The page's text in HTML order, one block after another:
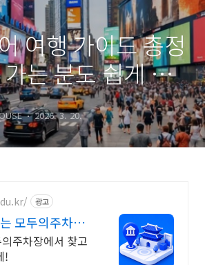
여행 가이드 총정
는 분도 쉽게 보
인트와 꿀팁
2026. 3. 20.
광고
모두의주차장
두의주차장
주차장에서 찾고
!